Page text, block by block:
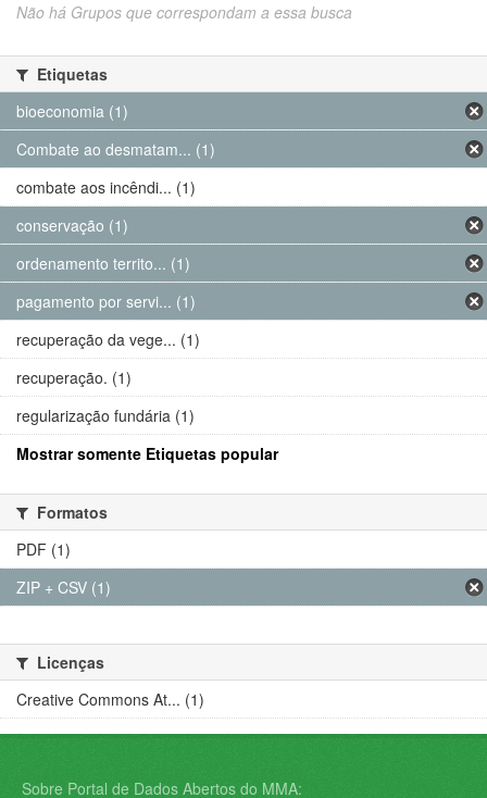
Não há Grupos que correspondam a essa busca
Etiquetas
bioeconomia (1)
Combate ao desmatam... (1)
combate aos incêndi... (1)
conservação (1)
ordenamento territo... (1)
pagamento por servi... (1)
recuperação da vege... (1)
recuperação. (1)
regularização fundária (1)
Mostrar somente Etiquetas popular
Formatos
PDF (1)
ZIP + CSV (1)
Licenças
Creative Commons At... (1)
Sobre Portal de Dados Abertos do MMA: